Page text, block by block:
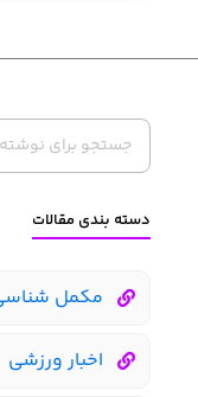
دسته بندی مقالات
مکمل
اخبار ورزشی